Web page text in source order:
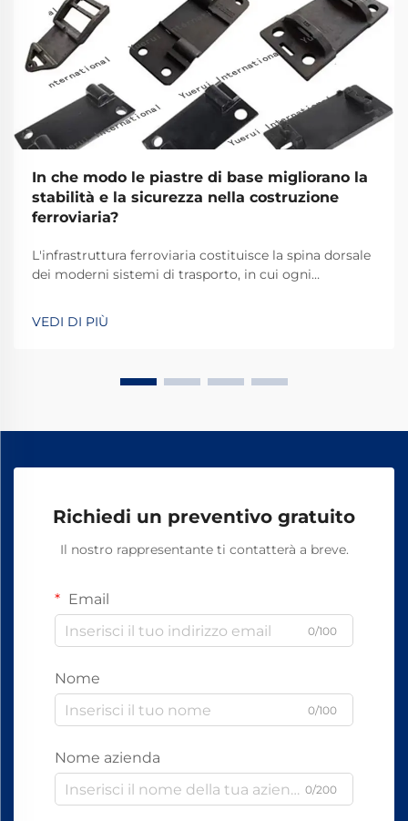
In che modo le piastre di base migliorano la
stabilità e la sicurezza nella costruzione
ferroviaria?
L'infrastruttura ferroviaria costituisce la spina dorsale
dei moderni sistemi di trasporto, in cui ogni
operazioni sicure ed efficienti. Tra questi componenti
essenziali, le piastre di base ferroviarie svolgono un
VEDI DI PIÙ
Richiedi un preventivo gratuito
Il nostro rappresentante ti contatterà a breve.
Email
0/100
Nome
0/100
Nome azienda
0/200